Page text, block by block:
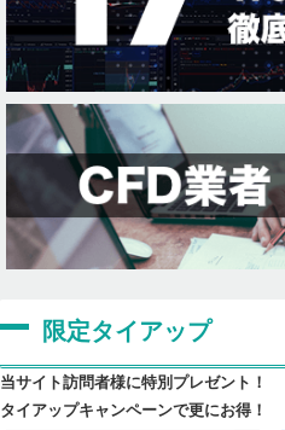
限定タイアップ
当サイト訪問者様に特別プレゼント！
タイアップキャンペーンで更にお得！